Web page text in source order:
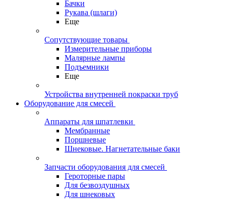
Бачки
Рукава (шлаги)
Еще
Сопутствующие товары
Измерительные приборы
Малярные лампы
Подъемники
Еще
Устройства внутренней покраски труб
Оборудование для смесей
Аппараты для шпатлевки
Мембранные
Поршневые
Шнековые. Нагнетательные баки
Запчасти оборудования для смесей
Героторные пары
Для безвоздушных
Для шнековых